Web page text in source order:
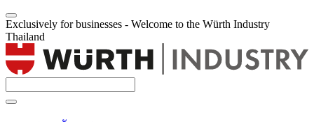
Exclusively for businesses - Welcome to the Würth Industry
Thailand